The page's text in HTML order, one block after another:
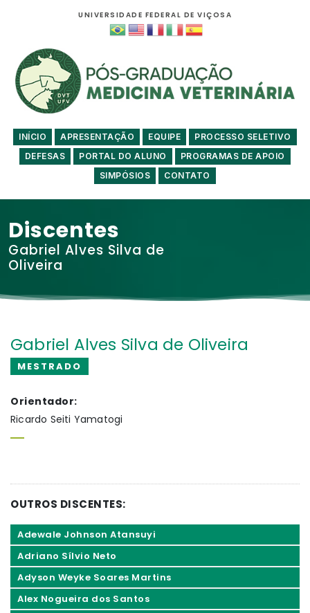
UNIVERSIDADE FEDERAL DE VIÇOSA
INÍCIO APRESENTAÇÃO EQUIPE
PROCESSO SELETIVO
DEFESAS
PORTAL DO ALUNO
PROGRAMAS DE APOIO
SIMPÓSIOS
CONTATO
Discentes
Gabriel Alves Silva de
Oliveira
Gabriel Alves Silva de Oliveira
MESTRADO
Orientador:
Ricardo Seiti Yamatogi
OUTROS DISCENTES:
Adewale Johnson Atansuyi
Adriano Sílvio Neto
Adyson Weyke Soares Martins
Alex Nogueira dos Santos